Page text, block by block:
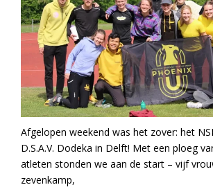
Afgelopen weekend was het zover: het
D.S.A.V. Dodeka in Delft! Met een ploeg
atleten stonden we aan de start – vijf
zevenkamp,